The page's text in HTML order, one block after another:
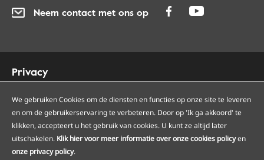
Neem contact met ons op
Privacy
Cookies
Toegankelijkheid
Sitemap
Onze Amplifon hoorcentra
Onze servicepunten
We gebruiken Cookies om de diensten en functies op onze site te leveren
en om de gebruikerservaring te verbeteren. Door op 'Ik ga akkoord' te
klikken, accepteert u het gebruik van cookies. U kunt ze altijd later
uitschakelen. Klik hier voor meer informatie over onze cookies policyen
onze privacy policy.